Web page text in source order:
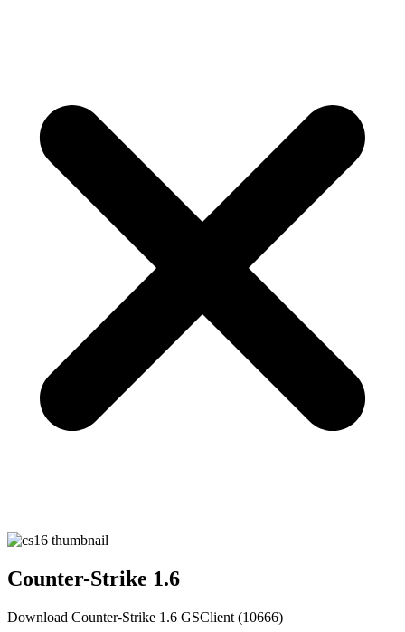
Counter-Strike 1.6
Download Counter-Strike 1.6 GSClient (10666)